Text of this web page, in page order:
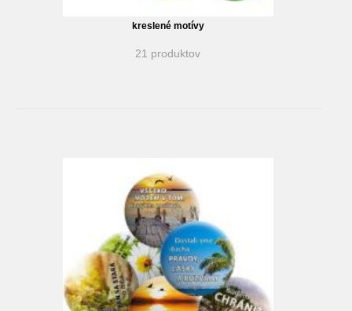
kreslené motívy
21 produktov